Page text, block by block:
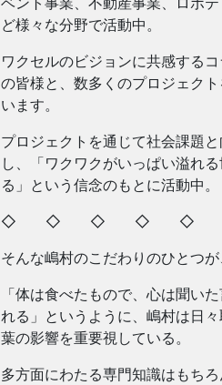
ど様々な分野で活動中。
ワクセルのビジョンに共感する
の皆様と、数多くのプロジェク
います。
プロジェクトを通じて社会課題
し、「ワクワクがいっぱい溢れ
る」という信念のもとに活動中。
◇ ◇ ◇ ◇ ◇
そんな嶋村のこだわりのひとつが
「体は食べたもので、心は聞い
れる」というように、嶋村は日
葉の影響を重要視している。
多方面にわたる専門知識はもち